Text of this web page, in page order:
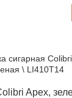
Apex,